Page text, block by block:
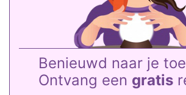
Benieuwd naar je
Ontvang een gratis